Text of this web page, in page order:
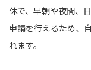
休で、早朝や夜間、
申請を行えるため、
れます。